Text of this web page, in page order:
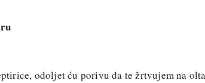
odoljet ću porivu da te žrtvujem na